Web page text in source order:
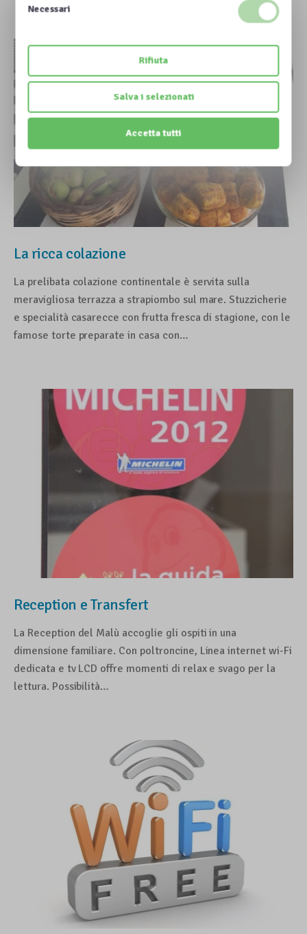
La ricca colazione
La prelibata colazione continentale è servita sulla
meravigliosa terrazza a strapiombo sul mare. Stuzzicherie
e specialità casarecce con frutta fresca di stagione, con le
famose torte preparate in casa con…
Reception e Transfert
La Reception del Malù accoglie gli ospiti in una
dimensione familiare. Con poltroncine, Linea internet wi-Fi
dedicata e tv LCD offre momenti di relax e svago per la
lettura. Possibilità…
Necessari
Rifiuta
Salva i selezionati
Accetta tutti